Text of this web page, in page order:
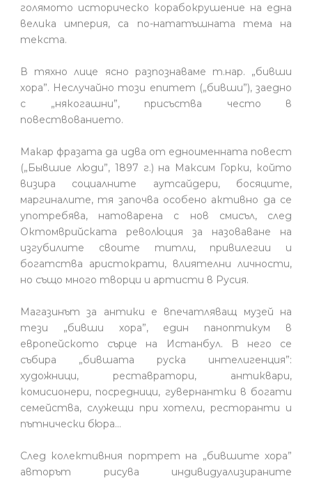
голямото историческо корабокрушение на една
велика империя, са по-нататъшната тема на
текста.
В тяхно лице ясно разпознаваме т.нар. „бивши
хора”. Неслучайно този епитет („бивши”), заедно
с „някогашни”, присъства често в
повествованието.
Макар фразата да идва от едноименната повест
(„Бывшие люди”, 1897 г.) на Максим Горки, който
визира социалните аутсайдери, босяците,
маргиналите, тя започва особено активно да се
употребява, натоварена с нов смисъл, след
Октомврийската революция за назоваване на
изгубилите своите титли, привилегии и
богатства аристократи, влиятелни личности,
но също много творци и артисти в Русия.
Магазинът за антики е впечатляващ музей на
тези „бивши хора”, един паноптикум в
европейското сърце на Истанбул. В него се
събира „бившата руска интелигенция”:
художници, реставратори, антиквари,
комисионери, посредници, гувернантки в богати
семейства, служещи при хотели, ресторанти и
пътнически бюра…
След колективния портрет на „бившите хора”
авторът рисува индивидуализираните